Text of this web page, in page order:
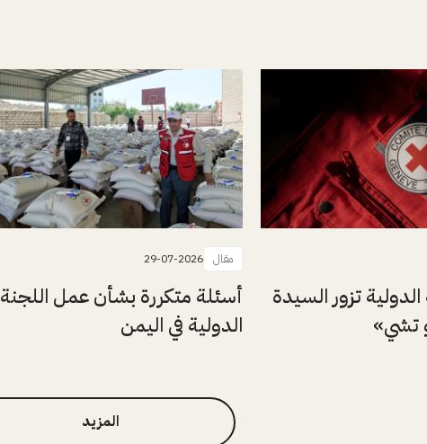
تزور السيدة
تشي»
مقال 29-07-2026
أسئلة متكررة بشأن عمل اللجنة
الدولية في اليمن
المزيد